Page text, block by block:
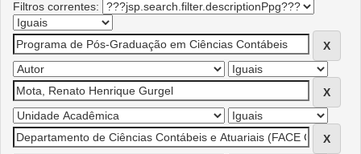
Filtros correntes: